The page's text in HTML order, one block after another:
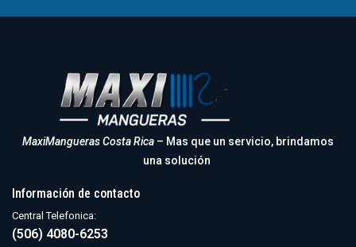
MaxiMangueras Costa Rica – Mas que un servicio, brindamos
una solución
Información de contacto
Central Telefonica:
(506) 4080-6253